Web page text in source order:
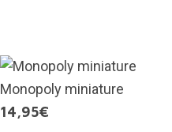
Monopoly miniature
14,95€